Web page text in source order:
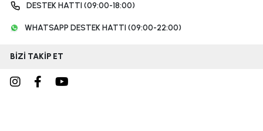
DESTEK HATTI (09:00-18:00)
WHATSAPP DESTEK HATTI (09:00-22:00)
BİZİ TAKİP ET